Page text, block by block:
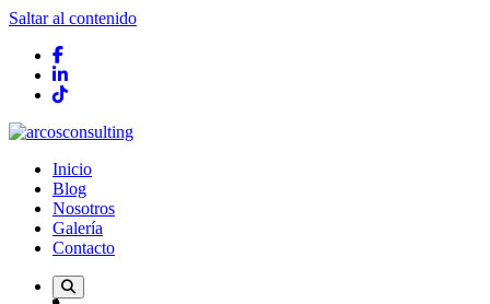
Saltar al contenido
Consultoría
Inicio
Blog
Nosotros
Galería
Contacto